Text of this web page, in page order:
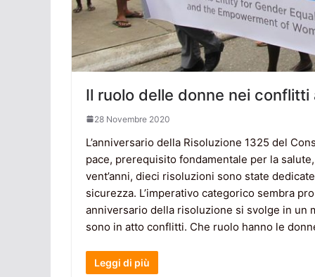
Il ruolo delle donne nei
28 Novembre 2020
L’anniversario della Risoluzione 1325 del
pace, prerequisito fondamentale per la
vent’anni, dieci risoluzioni sono state
sicurezza. L’imperativo categorico sembra
anniversario della risoluzione si svolge in un
sono in atto conflitti. Che ruolo hanno le
Leggi di più